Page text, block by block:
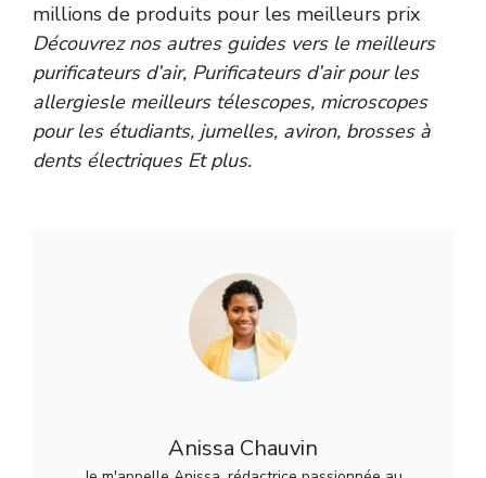
millions de produits pour les meilleurs prix
Découvrez nos autres guides vers le meilleurs
purificateurs d’air, Purificateurs d’air pour les
allergiesle meilleurs télescopes, microscopes
pour les étudiants, jumelles, aviron, brosses à
dents électriquesEt plus.
Anissa Chauvin